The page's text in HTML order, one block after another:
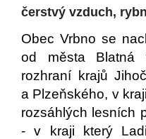
čerstvý vzduch,
Obec Vrbno se
od města Blatná
rozhraní krajů
a Plzeňského, v
rozsáhlých lesních
- v kraji který